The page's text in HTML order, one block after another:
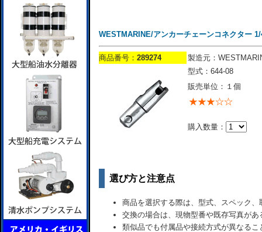
WESTMARINE/アンカーチェーンコネクター
商品番号： 289274
製造元：
型式：644-08
販売単位：１個
購入数量：
選び方と注意点
商品を選択する際は、型式、スペック
交換の場合は、現物型番や既存写真が
類似品でも付属品や接続方式が異なるこ